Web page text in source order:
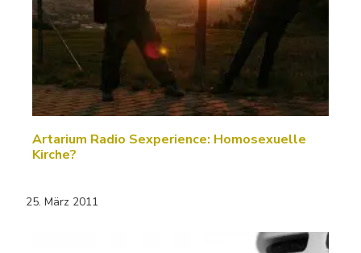
Artarium Radio Sexperience: Homosexuelle
Kirche?
25. März 2011